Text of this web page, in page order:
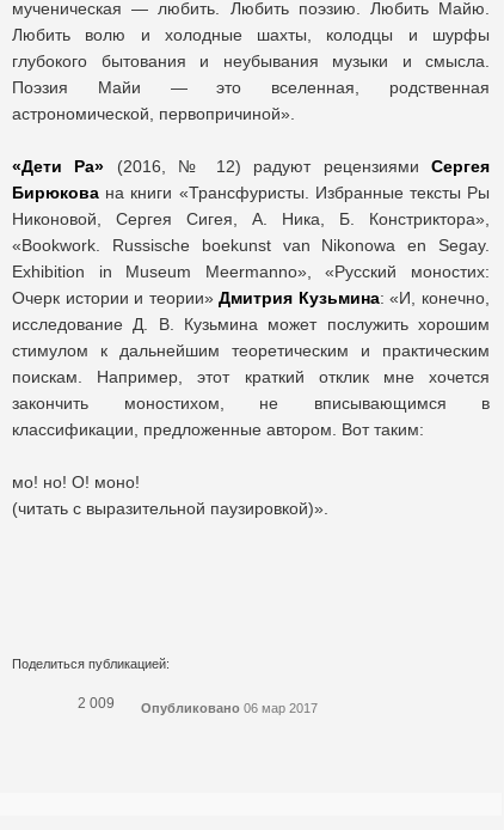
мученическая — любить. Любить поэзию. Любить Майю.
Любить волю и холодные шахты, колодцы и шурфы
глубокого бытования и неубывания музыки и смысла.
Поэзия Майи — это вселенная, родственная
астрономической, первопричиной».
«Дети Ра» (2016, № 12) радуют рецензиями Сергея
Бирюкова на книги «Трансфуристы. Избранные тексты Ры
Никоновой, Сергея Сигея, А. Ника, Б. Констриктора»,
«Bookwork. Russische boekunst van Nikonowa en Segay.
Exhibition in Museum Meermanno», «Русский моностих:
Очерк истории и теории»Дмитрия Кузьмина: «И, конечно,
исследование Д. В. Кузьмина может послужить хорошим
стимулом к дальнейшим теоретическим и практическим
поискам. Например, этот краткий отклик мне хочется
закончить моностихом, не вписывающимся в
классификации, предложенные автором. Вот таким:
мо! но! О! моно!
(читать с выразительной паузировкой)».
Поделиться публикацией:
2 009 Опубликовано 06 мар 2017